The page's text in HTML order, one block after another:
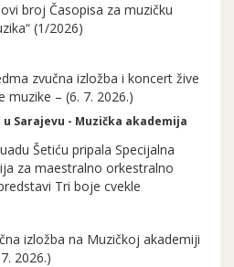
broj Časopisa za muzičku
(1/2026)
zvučna izložba i koncert žive
muzike – (6. 7. 2026.)
Sarajevu - Muzička akademija
Šetiću pripala Specijalna
za maestralno orkestralno
Tri boje cvekle
izložba na Muzičkoj akademiji
2026.)